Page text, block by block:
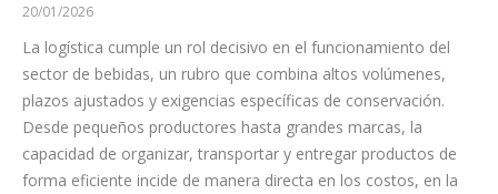
20/01/2026
La logística cumple un rol decisivo en el funcionamiento del
sector de bebidas, un rubro que combina altos volúmenes,
plazos ajustados y exigencias específicas de conservación.
Desde pequeños productores hasta grandes marcas, la
capacidad de organizar, transportar y entregar productos de
forma eficiente incide de manera directa en los costos, en la